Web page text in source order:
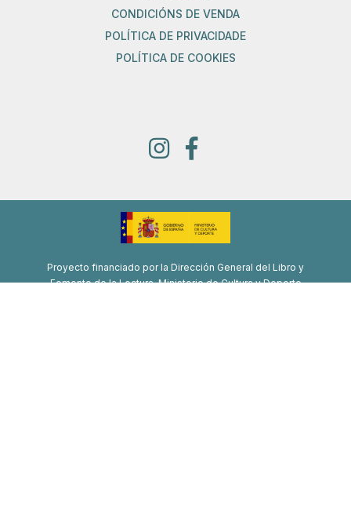
CONDICIÓNS DE VENDA
POLÍTICA DE PRIVACIDADE
POLÍTICA DE COOKIES
Proyecto financiado por la Dirección General del Libro y
Fomento de la Lectura, Ministerio de Cultura y Deporte